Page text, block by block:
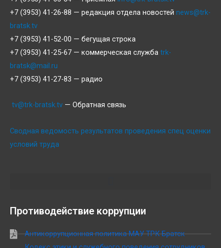
+7 (3953) 41-26-88 — редакция отдела новостей news@trk-
bratsk.tv
+7 (3953) 41-52-00 — бегущая строка
+7 (3953) 41-25-67 — коммерческая служба trk-
bratsk@mail.ru
+7 (3953) 41-27-83 — радио
tv@trk-bratsk.tv — Обратная связь
Сводная ведомость результатов проведения спец оценки
условий труда
Противодействие коррупции
Антикоррупционная политика МАУ ТРК Братск